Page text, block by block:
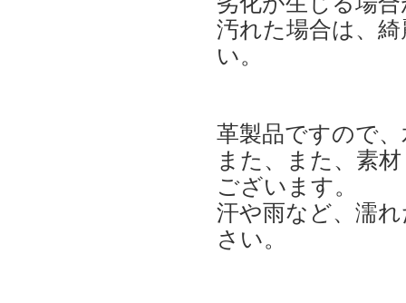
汚れた場合は、
い。
革製品ですので
また、また、素
ございます。
汗や雨など、濡
さい。